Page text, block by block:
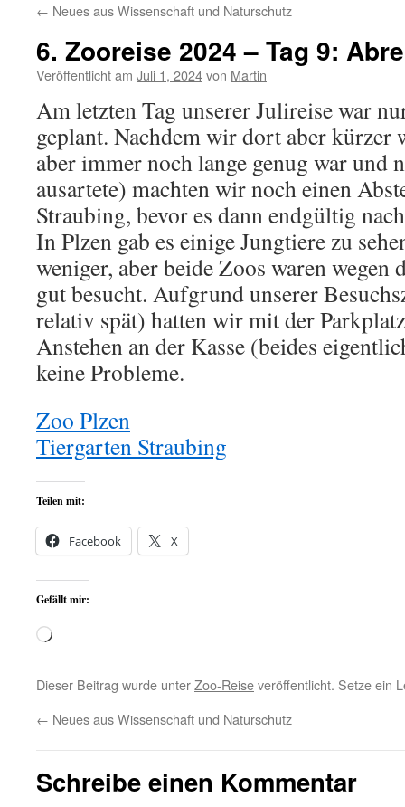
← Neues aus Wissenschaft und Naturschutz
6. Zooreise 2024 – Tag 9:
Veröffentlicht am Juli 1, 2024von Martin
Am letzten Tag unserer Julireise war
geplant. Nachdem wir dort aber kürzer
aber immer noch lange genug war und
ausartete) machten wir noch einen
Straubing, bevor es dann endgültig
In Plzen gab es einige Jungtiere zu
weniger, aber beide Zoos waren wegen
gut besucht. Aufgrund unserer
relativ spät) hatten wir mit der
Anstehen an der Kasse (beides
keine Probleme.
Zoo Plzen
Tiergarten Straubing
Teilen mit:
Facebook X
Gefällt mir:
Wird
Dieser Beitrag wurde unterZoo-Reiseveröffentlicht. Setze ein
← Neues aus Wissenschaft und Naturschutz
Schreibe einen Kommentar